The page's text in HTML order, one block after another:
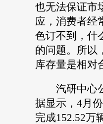
也无法保证市
应，消费者经
色订不到，什
的问题。所以
库存量是相对
汽研中心
据显示，4月
完成152.52万